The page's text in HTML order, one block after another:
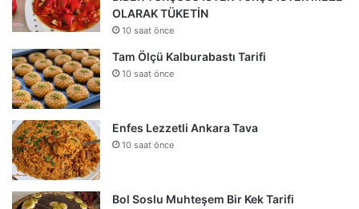
OLARAK TÜKETİN
10 saat önce
Tam Ölçü Kalburabastı Tarifi
10 saat önce
Enfes Lezzetli Ankara Tava
10 saat önce
Bol Soslu Muhteşem Bir Kek Tarifi